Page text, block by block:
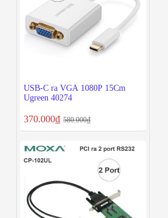
USB-C ra VGA 1080P 15Cm
Ugreen 40274
370.000₫ 580.000₫